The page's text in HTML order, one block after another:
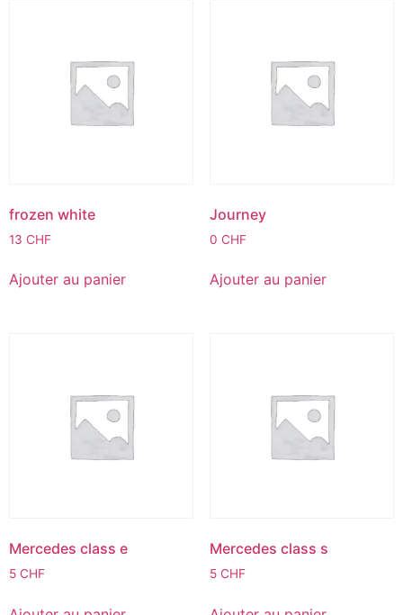
frozen white
13 CHF
Ajouter au panier
Journey
0 CHF
Ajouter au panier
Mercedes class e
5 CHF
Mercedes class s
5 CHF